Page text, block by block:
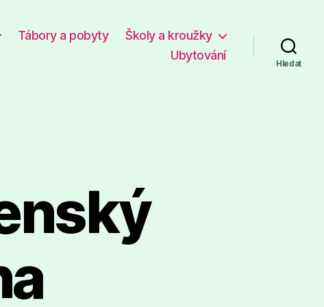
Tábory a pobyty
Školy a kroužky
Ubytování
Hledat